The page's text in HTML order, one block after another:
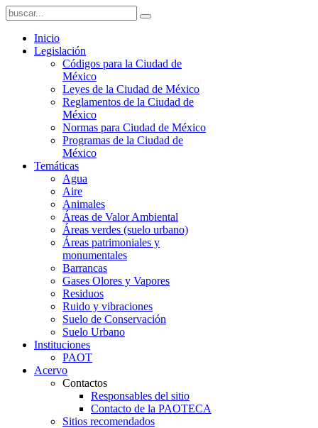
Inicio
Legislación
Códigos para la Ciudad de
México
Leyes de la Ciudad de México
Reglamentos de la Ciudad de
México
Normas para Ciudad de México
Programas de la Ciudad de
México
Temáticas
Agua
Aire
Animales
Áreas de Valor Ambiental
Áreas verdes (suelo urbano)
Áreas patrimoniales y
monumentales
Barrancas
Gases Olores y Vapores
Residuos
Ruido y vibraciones
Suelo de Conservación
Suelo Urbano
Instituciones
PAOT
Acervo
Contactos
Responsables del sitio
Contacto de la PAOTECA
Sitios recomendados